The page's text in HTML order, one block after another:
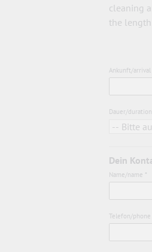
cleaning
the length
Ankunft/arrival
Dauer/
Dein
Name/name *
Telefon/phone